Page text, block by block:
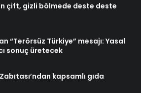
çift, gizli bölmede deste deste
“Terörsüz Türkiye” mesajı: Yasal
sonuç üretecek
kapsamlı gıda